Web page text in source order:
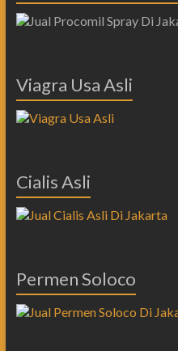
Viagra Usa Asli
Cialis Asli
Permen Soloco